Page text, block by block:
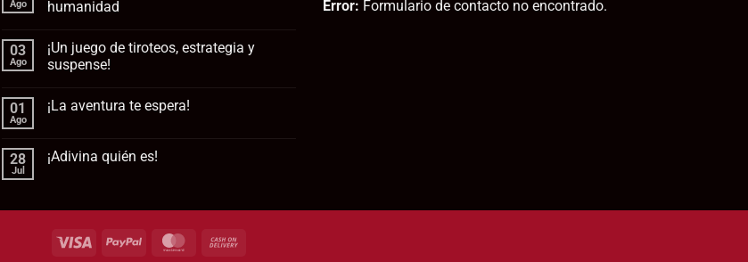
Ago
humanidad
comentarios
en
No
para
03
Ago
¡Un juego de tiroteos, estrategia y
suspense!
comentarios
de
tiroteos,
01
Ago
¡La aventura te espera!
en
28
Jul
¡Adivina quién es!
en
Error: Formulario de contacto no encontrado.
Visa PayPal MasterCard